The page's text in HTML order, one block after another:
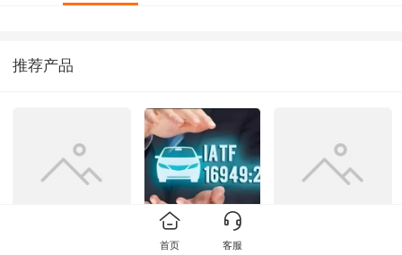
推荐产品
IATF16949标准培
首页 客服